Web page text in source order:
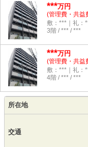
***万円
(管理費・共益
敷：***｜礼：
3階 / *** / ***
***万円
(管理費・共益
敷：***｜礼：
4階 / *** / ***
所在地
交通